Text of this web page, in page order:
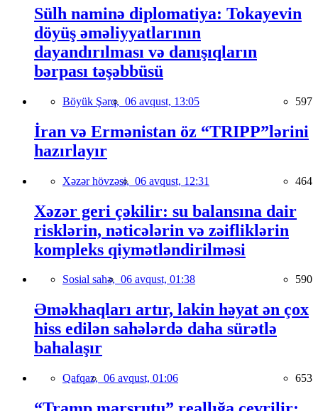
Sülh naminə diplomatiya: Tokayevin
döyüş əməliyyatlarının
dayandırılması və danışıqların
bərpası təşəbbüsü
Böyük Şərq, 06 avqust, 13:05 597
İran və Ermənistan öz “TRIPP”lərini
hazırlayır
Xəzər hövzəsi, 06 avqust, 12:31 464
Xəzər geri çəkilir: su balansına dair
risklərin, nəticələrin və zəifliklərin
kompleks qiymətləndirilməsi
Sosial sahə, 06 avqust, 01:38 590
Əməkhaqları artır, lakin həyat ən çox
hiss edilən sahələrdə daha sürətlə
bahalaşır
Qafqaz, 06 avqust, 01:06 653